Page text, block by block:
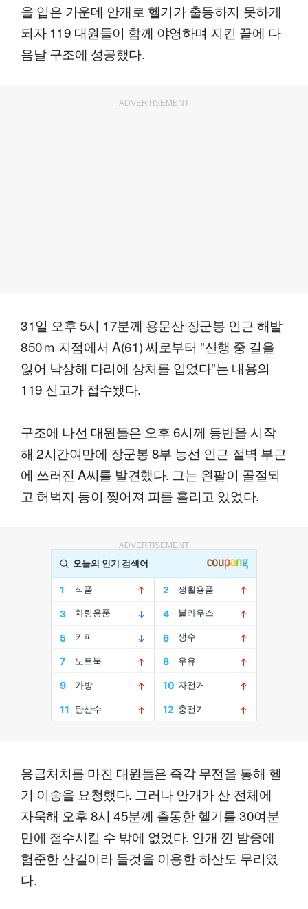
을 입은 가운데 안개로 헬기가 출동하지 못하게
되자 119 대원들이 함께 야영하며 지킨 끝에 다
음날 구조에 성공했다.
ADVERTISEMENT
31일 오후 5시 17분께 용문산 장군봉 인근 해발
850ｍ 지점에서 A(61) 씨로부터 "산행 중 길을
잃어 낙상해 다리에 상처를 입었다"는 내용의
119 신고가 접수됐다.
구조에 나선 대원들은 오후 6시께 등반을 시작
해 2시간여만에 장군봉 8부 능선 인근 절벽 부근
에 쓰러진 A씨를 발견했다. 그는 왼팔이 골절되
고 허벅지 등이 찢어져 피를 흘리고 있었다.
ADVERTISEMENT
응급처치를 마친 대원들은 즉각 무전을 통해 헬
기 이송을 요청했다. 그러나 안개가 산 전체에
자욱해 오후 8시 45분께 출동한 헬기를 30여분
만에 철수시킬 수 밖에 없었다. 안개 낀 밤중에
험준한 산길이라 들것을 이용한 하산도 무리였
다.